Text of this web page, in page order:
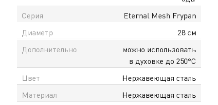
Серия
Eternal Mesh Frypan
Диаметр
28 см
Дополнительно
можно использовать
в духовке до 250°С
Цвет
Нержавеющая сталь
Материал
Нержавеющая сталь